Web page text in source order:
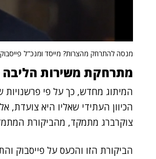
מנסה להתרחק מהצרות? מייסד ומנכ"ל
מתרחקת משירות הליבה
המיתוג מחדש, כך על פי פרשנויות
הכיוון העתידי שאליו היא
צוקרברג מתמקד, מהביקורת
הביקורת הזו והכעס על פייסבוק